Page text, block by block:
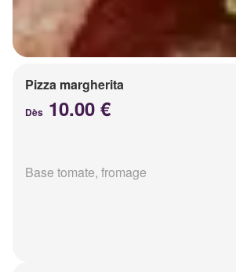
Pizza margherita
Dès 10.00 €
Base tomate, fromage